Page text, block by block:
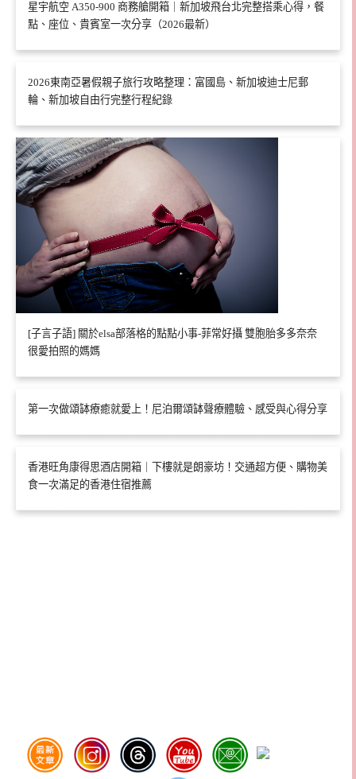
星宇航空 A350-900 商務艙開箱｜新加坡飛台北完整搭乘心得，餐
點、座位、貴賓室一次分享（2026最新）
2026東南亞暑假親子旅行攻略整理：富國島、新加坡迪士尼郵
輪、新加坡自由行完整行程紀錄
[子言子語] 關於elsa部落格的點點小事-菲常好攝 雙胞胎多多奈奈
很愛拍照的媽媽
第一次做頌缽療癒就愛上！尼泊爾頌缽聲療體驗、感受與心得分享
香港旺角康得思酒店開箱｜下樓就是朗豪坊！交通超方便、購物美
食一次滿足的香港住宿推薦